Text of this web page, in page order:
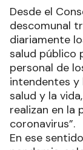
Desde el
descomunal
diariamente
salud público
personal de
intendentes
salud y la
realizan en la
coronavirus”.
En ese